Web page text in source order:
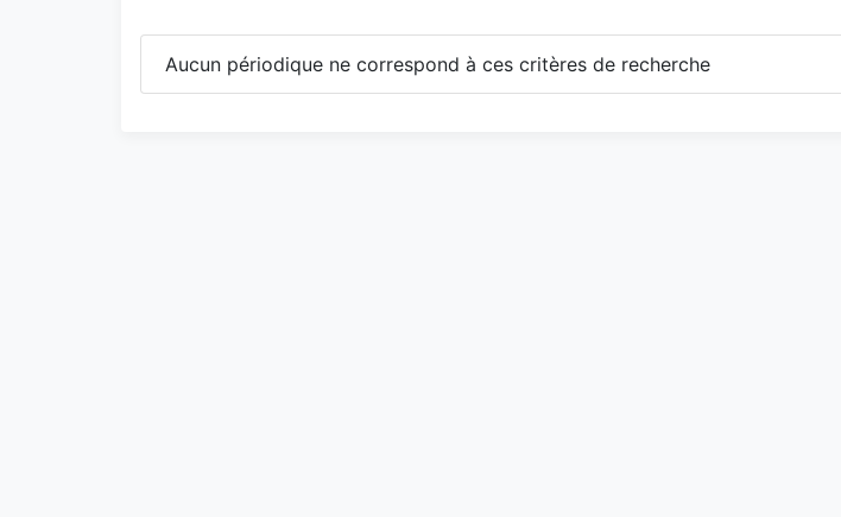
Aucun périodique ne correspond à ces critères de recherche